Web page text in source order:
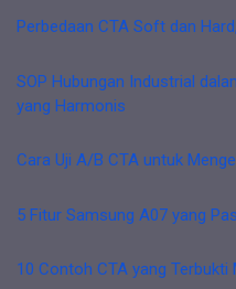
Perbedaan CTA Soft dan
SOP Hubungan Industrial
yang Harmonis
Cara Uji A/B CTA untuk
5 Fitur Samsung A07 yang
10 Contoh CTA yang Terbukti